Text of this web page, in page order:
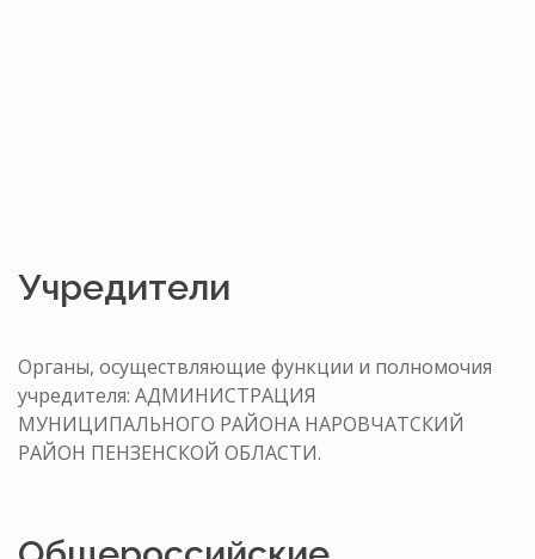
Учредители
Органы, осуществляющие функции и полномочия
учредителя: АДМИНИСТРАЦИЯ
МУНИЦИПАЛЬНОГО РАЙОНА НАРОВЧАТСКИЙ
РАЙОН ПЕНЗЕНСКОЙ ОБЛАСТИ.